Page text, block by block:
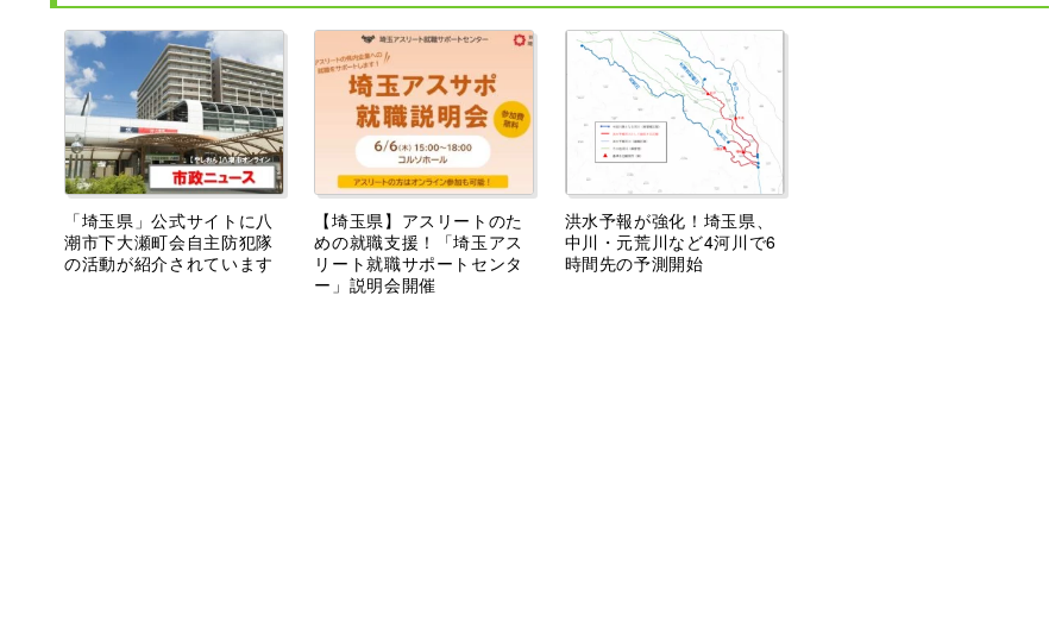
「埼玉県」公式サイトに八
潮市下大瀬町会自主防犯隊
の活動が紹介されています
【埼玉県】アスリートのた
めの就職支援！「埼玉アス
リート就職サポートセンタ
ー」説明会開催
洪水予報が強化！埼玉県、
中川・元荒川など4河川で6
時間先の予測開始